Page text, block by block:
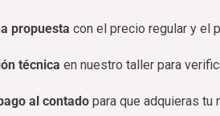
propuesta con el precio regular y el
técnica en nuestro taller para
al contado para que adquieras tu